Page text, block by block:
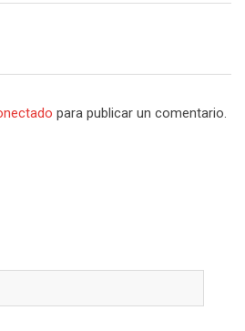
para publicar un comentario.